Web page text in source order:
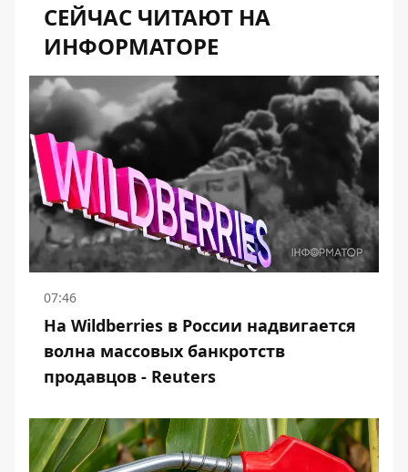
СЕЙЧАС ЧИТАЮТ НА
ИНФОРМАТОРЕ
07:46
На Wildberries в России надвигается
волна массовых банкротств
продавцов - Reuters